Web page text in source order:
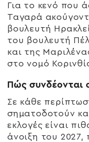
Για το κενό που
Ταγαρά
βουλευτή
του βουλευτή
και της
στο νομό
Πώς συνδέονται
Σε κάθε
σηματοδοτούν
εκλογές είναι
άνοιξη του 2027,